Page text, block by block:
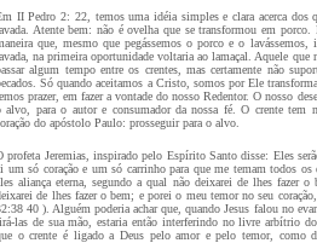
II Pedro 2: 22, temos uma idéia simples e clara acerca dos
Atente bem: não é ovelha que se transformou em
que, mesmo que pegássemos o porco e o
na primeira oportunidade voltaria ao lamaçal. Aquele que
algum tempo entre os crentes, mas certamente não
Só quando aceitamos a Cristo, somos por Ele
prazer, em fazer a vontade do nosso Redentor. O nosso
alvo, para o autor e consumador da nossa fé. O crente tem
do apóstolo Paulo: prosseguir para o alvo.
profeta Jeremias, inspirado pelo Espírito Santo disse: Eles
um só coração e um só carrinho para que me temam todos
aliança eterna, segundo a qual não deixarei de lhes fazer
de lhes fazer o bem; e porei o meu temor no seu
40 ). Alguém poderia achar que, quando Jesus falou no
las de sua mão, estaria então interferindo no livre arbítrio
o crente é ligado a Deus pelo amor e pelo temor, como